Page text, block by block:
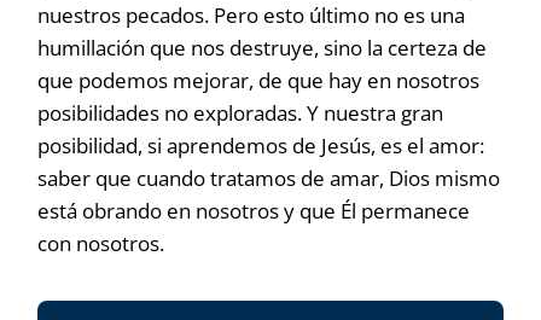
nuestros pecados. Pero esto último no es una
humillación que nos destruye, sino la certeza de
que podemos mejorar, de que hay en nosotros
posibilidades no exploradas. Y nuestra gran
posibilidad, si aprendemos de Jesús, es el amor:
saber que cuando tratamos de amar, Dios mismo
está obrando en nosotros y que Él permanece
con nosotros.